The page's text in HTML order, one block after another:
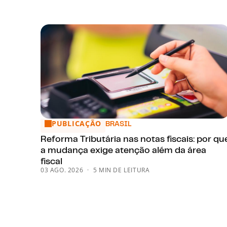
Reforma Tributária nas notas fiscais: por que a
PUBLICAÇÃO BRASIL
Reforma Tributária nas notas fiscais: por
a mudança exige atenção além da área
fiscal
03 AGO. 2026 5 MIN DE LEITURA